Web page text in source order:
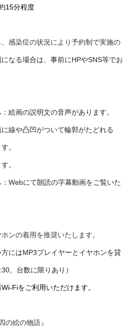
15分程度
、感染症の状況により予約制で実施の
なる場合は、事前にHPやSNS等でお
絵画の説明文の音声があります。
線や凸凹がついて輪郭がたどれる
。
。
Webにて朗読の字幕動画をご覧いた
ンの着用を推奨いたします。
にはMP3プレイヤーとイヤホンを貸
。台数に限りあり）
Fiをご利用いただけます。
絵の物語』